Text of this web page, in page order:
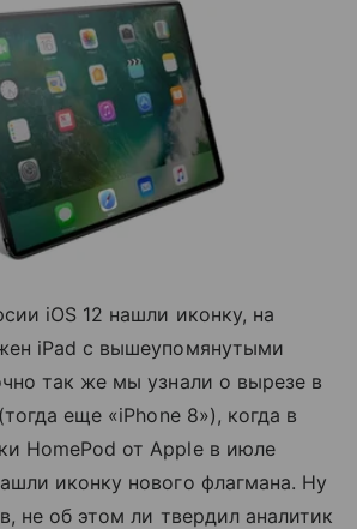
iOS 12 нашли иконку, на
iPad с вышеупомянутыми
так же мы узнали о вырезе в
еще «iPhone 8»), когда в
HomePod от Apple в июле
иконку нового флагмана. Ну
не об этом ли твердил аналитик